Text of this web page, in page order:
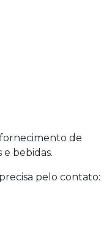
de
e bebidas.
pelo contato: